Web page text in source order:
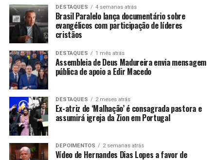
DESTAQUES 4 semanas atrás
Brasil Paralelo lança documentário sobre
evangélicos com participação de líderes
cristãos
DESTAQUES 1 mês atrás
Assembleia de Deus Madureira envia mensagem
pública de apoio a Edir Macedo
DESTAQUES 2 meses atrás
Ex-atriz de ‘Malhação’ é consagrada pastora e
assumirá igreja da Zion em Portugal
DEPOIMENTOS 2 semanas atrás
Vídeo de Hernandes Dias Lopes a favor de